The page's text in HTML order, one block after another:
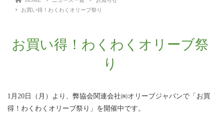
お買い得！わくわくオリーブ祭り
お買い得！わくわくオリーブ祭
り
1月20日（月）より、弊協会関連会社㈱オリーブジャパンで「お買
得！わくわくオリーブ祭り」を開催中です。